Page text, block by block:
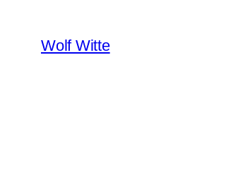
Inhalt
springen
Wolf Witte